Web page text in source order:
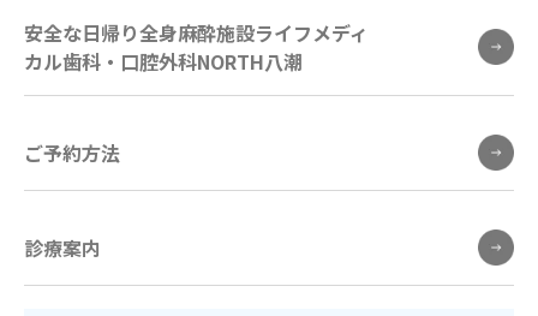
安全な日帰り全身麻酔施設ライフメディ
カル歯科・口腔外科NORTH八潮
ご予約方法
診療案内